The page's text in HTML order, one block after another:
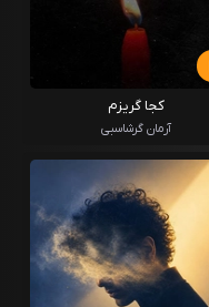
کجا گریزم
آرمان گرشاسبی